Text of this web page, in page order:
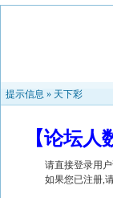
提示信息 » 天下彩
【论坛
请直接登录用
如果您已注册,